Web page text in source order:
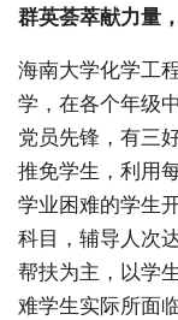
群英荟萃献力量
海南大学化学工
学，在各个年级
党员先锋，有三
推免学生，利用
学业困难的学生
科目，辅导人次
帮扶为主，以学
难学生实际所面